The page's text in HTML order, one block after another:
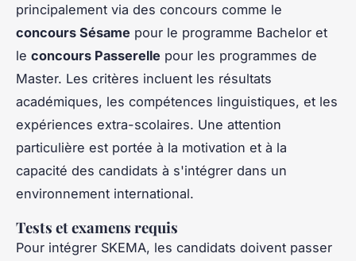
principalement via des concours comme le
concours Sésame pour le programme Bachelor et
le concours Passerelle pour les programmes de
Master. Les critères incluent les résultats
académiques, les compétences linguistiques, et les
expériences extra-scolaires. Une attention
particulière est portée à la motivation et à la
capacité des candidats à s'intégrer dans un
environnement international.
Tests et examens requis
Pour intégrer SKEMA, les candidats doivent passer